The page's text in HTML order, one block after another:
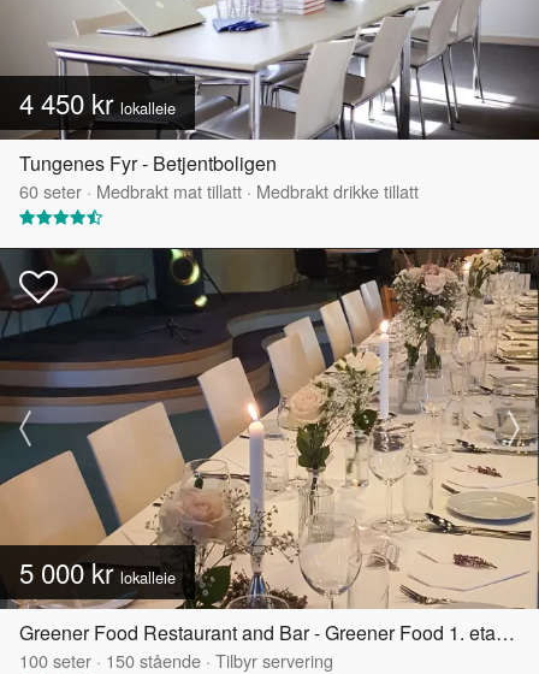
4 450 kr lokalleie
Tungenes Fyr - Betjentboligen
60seter · Medbrakt mat tillatt · Medbrakt drikke tillatt
5 000 krlokalleie
Greener Food Restaurant and Bar - Greener Food 1. etasje
100seter · 150stående · Tilbyr servering